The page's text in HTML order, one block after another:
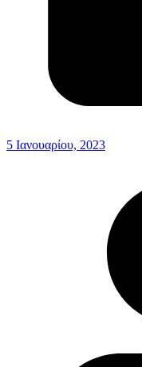
5 Ιανουαρίου, 2023